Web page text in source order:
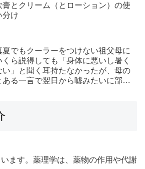
膏とクリーム（とローション）の使
分け
夏でもクーラーをつけない祖父母に
くら説得しても「身体に悪いし暑く
い」と聞く耳持たなかったが、母の
ある一言で翌日から嘘みたいに部屋
ます。薬理学は、薬物の作用や代謝